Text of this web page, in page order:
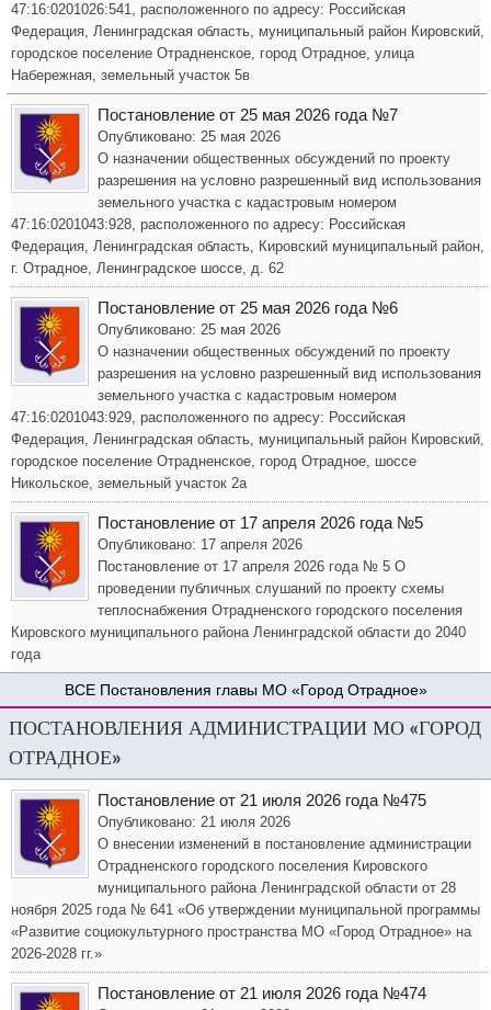
47:16:0201026:541, расположенного по адресу: Российская
Федерация, Ленинградская область, муниципальный район Кировский,
городское поселение Отрадненское, город Отрадное, улица
Набережная, земельный участок 5в
Постановление от 25 мая 2026 года №7
Опубликовано: 25 мая 2026
О назначении общественных обсуждений по проекту
разрешения на условно разрешенный вид использования
земельного участка с кадастровым номером
47:16:0201043:928, расположенного по адресу: Российская
Федерация, Ленинградская область, Кировский муниципальный район,
г. Отрадное, Ленинградское шоссе, д. 62
Постановление от 25 мая 2026 года №6
Опубликовано: 25 мая 2026
О назначении общественных обсуждений по проекту
разрешения на условно разрешенный вид использования
земельного участка с кадастровым номером
47:16:0201043:929, расположенного по адресу: Российская
Федерация, Ленинградская область, муниципальный район Кировский,
городское поселение Отрадненское, город Отрадное, шоссе
Никольское, земельный участок 2а
Постановление от 17 апреля 2026 года №5
Опубликовано: 17 апреля 2026
Постановление от 17 апреля 2026 года № 5 О
проведении публичных слушаний по проекту схемы
теплоснабжения Отрадненского городского поселения
Кировского муниципального района Ленинградской области до 2040
года
Постановления главы МО «Город Отрадное»
ПОСТАНОВЛЕНИЯ АДМИНИСТРАЦИИ МО «ГОРОД
ОТРАДНОЕ»
Постановление от 21 июля 2026 года №475
Опубликовано: 21 июля 2026
О внесении изменений в постановление администрации
Отрадненского городского поселения Кировского
муниципального района Ленинградской области от 28
ноября 2025 года № 641 «Об утверждении муниципальной программы
«Развитие социокультурного пространства МО «Город Отрадное» на
2026-2028 гг.»
Постановление от 21 июля 2026 года №474